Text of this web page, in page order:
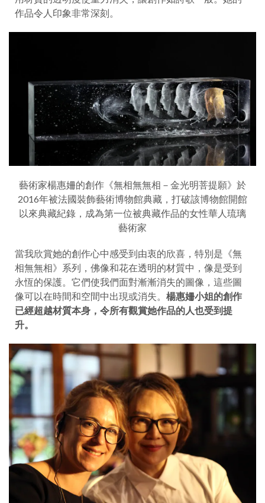
作品令人印象非常深刻。
藝術家楊惠姍的創作《無相無無相－金光明菩提願》於
2016年被法國裝飾藝術博物館典藏，打破該博物館開館
以來典藏紀錄，成為第一位被典藏作品的女性華人琉璃
藝術家
當我欣賞她的創作心中感受到由衷的欣喜，特別是《無
相無無相》系列，佛像和花在透明的材質中，像是受到
永恆的保護。它們使我們面對漸漸消失的圖像，這些圖
像可以在時間和空間中出現或消失。 楊惠姍小姐的創作
已經超越材質本身，令所有觀賞她作品的人也受到提
升。